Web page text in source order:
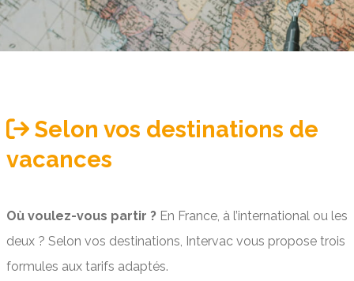
Selon vos destinations de
vacances
Où voulez-vous partir ? En France, à l’international ou les
deux ? Selon vos destinations, Intervac vous propose trois
formules aux tarifs adaptés.